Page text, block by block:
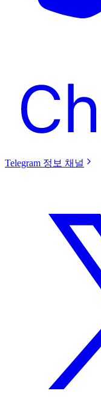
Telegram 정보 채널